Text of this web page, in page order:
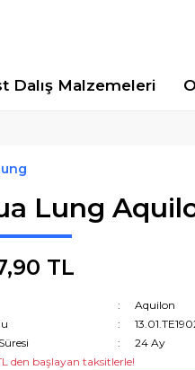
Dalış Malzemeleri
Lung
TL
Aquilon
24 Ay
den başlayan taksitlerle!